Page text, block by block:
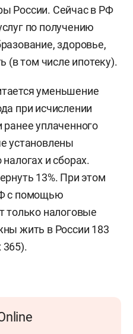
России. Сейчас в РФ
по получению
здоровье,
(в том числе ипотеку).
уменьшение
при исчислении
уплаченного
установлены
и сборах.
13%. При этом
с помощью
только налоговые
жить в России 183